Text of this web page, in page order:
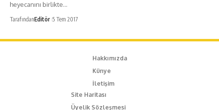
heyecanını birlikte…
TarafındanEditör 5 Tem 2017
Hakkımızda
Künye
İletişim
Site Haritası
Üyelik Sözleşmesi